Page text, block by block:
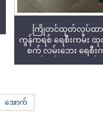
ကြိုတင်ထုတ်လုပ်ထာ
ကွန်ကရစ် ရေစီးကမ်း
စက် လမ်းဘေး ရေစီးက
အောက်